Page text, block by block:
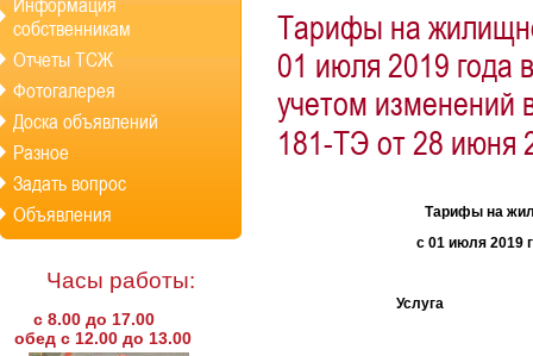
Тарифы на
01 июля 2019
учетом
181-ТЭ от 28 июня
Тарифы на
с 01 июля 2019
Услуга
Информация
собственникам
Отчеты ТСЖ
Фотогалерея
Доска объявлений
Разное
Задать вопрос
Объявления
Часы работы:
с 8.00 до 17.00
обед с 12.00 до 13.00